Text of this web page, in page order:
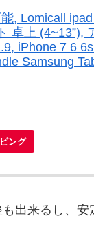
, Lomicall
卓上 (4~13”),
iPhone 7 6
Samsung
ング
出来るし、安